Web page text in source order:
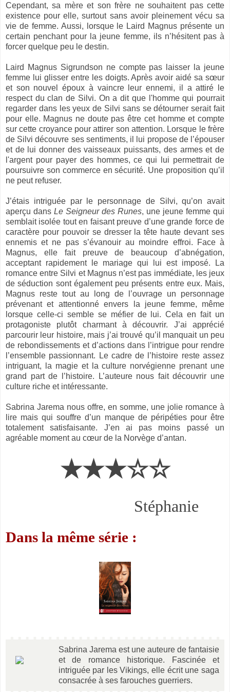
Cependant, sa mère et son frère ne souhaitent pas cette
existence pour elle, surtout sans avoir pleinement vécu sa
vie de femme. Aussi, lorsque le Laird Magnus présente un
certain penchant pour la jeune femme, ils n’hésitent pas à
forcer quelque peu le destin.
Laird Magnus Sigrundson ne compte pas laisser la jeune
femme lui glisser entre les doigts. Après avoir aidé sa sœur
et son nouvel époux à vaincre leur ennemi, il a attiré le
respect du clan de Silvi. On a dit que l'homme qui pourrait
regarder dans les yeux de Silvi sans se détourner serait fait
pour elle. Magnus ne doute pas être cet homme et compte
sur cette croyance pour attirer son attention. Lorsque le frère
de Silvi découvre ses sentiments, il lui propose de l’épouser
et de lui donner des vaisseaux puissants, des armes et de
l'argent pour payer des hommes, ce qui lui permettrait de
poursuivre son commerce en sécurité. Une proposition qu’il
ne peut refuser.
J’étais intriguée par le personnage de Silvi, qu’on avait
aperçu dans Le Seigneur des Runes, une jeune femme qui
semblait isolée tout en faisant preuve d’une grande force de
caractère pour pouvoir se dresser la tête haute devant ses
ennemis et ne pas s’évanouir au moindre effroi. Face à
Magnus, elle fait preuve de beaucoup d’abnégation,
acceptant rapidement le mariage qui lui est imposé. La
romance entre Silvi et Magnus n’est pas immédiate, les jeux
de séduction sont également peu présents entre eux. Mais,
Magnus reste tout au long de l’ouvrage un personnage
prévenant et attentionné envers la jeune femme, même
lorsque celle-ci semble se méfier de lui. Cela en fait un
protagoniste plutôt charmant à découvrir. J’ai apprécié
parcourir leur histoire, mais j’ai trouvé qu’il manquait un peu
de rebondissements et d’actions dans l’intrigue pour rendre
l’ensemble passionnant. Le cadre de l’histoire reste assez
intriguant, la magie et la culture norvégienne prenant une
grand part de l’histoire. L’auteure nous fait découvrir une
culture riche et intéressante.
Sabrina Jarema nous offre, en somme, une jolie romance à
lire mais qui souffre d’un manque de péripéties pour être
totalement satisfaisante. J’en ai pas moins passé un
agréable moment au cœur de la Norvège d’antan.
★★★☆☆
Stéphanie
Dans la même série :
Sabrina Jarema est une auteure de fantaisie
et de romance historique. Fascinée et
intriguée par les Vikings, elle écrit une saga
consacrée à ses farouches guerriers.